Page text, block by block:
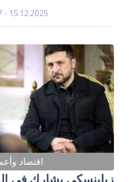
15.12.2025 - 19:47
اقتصاد